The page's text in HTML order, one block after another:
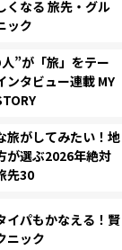
くなる 旅先・グル
ック
”が「旅」をテー
ンタビュー連載 MY
旅がしてみたい！地
が選ぶ2026年絶対
先30
イパもかなえる！賢
ニック